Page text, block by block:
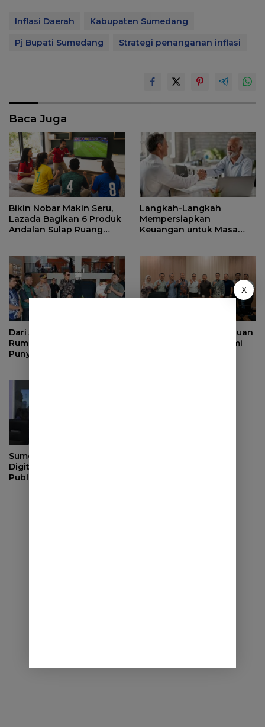
Inflasi Daerah
Kabupaten Sumedang
Pj Bupati Sumedang
Strategi penanganan inflasi
Baca Juga
Bikin Nobar Makin Seru,
Lazada Bagikan 6 Produk
Andalan Sulap Ruang
Langkah-Langkah
Mempersiapkan
Keuangan untuk Masa
Dari Jualan Keliling ke tiap
Rumah, Kini Kingcom ACC
Punya Outlet 3 Lantai
Sumedang Siap Jadi Tuan
Rumah Forum Ekonomi
Sumedang Dorong
Digitalisasi Layanan
Publik, Bupati Paparkan
X